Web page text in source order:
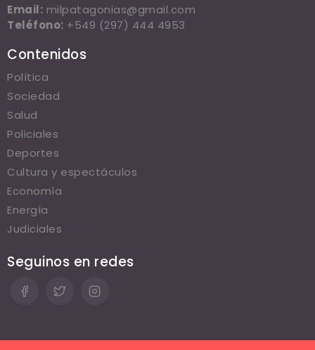
Email: milpatagonias@gmail.com
Teléfono: +549 (297) 444 4953
Contenidos
Política
Sociedad
Salud
Policiales
Deportes
Cultura y espectáculos
Economía
Energía
Judiciales
Seguinos en redes